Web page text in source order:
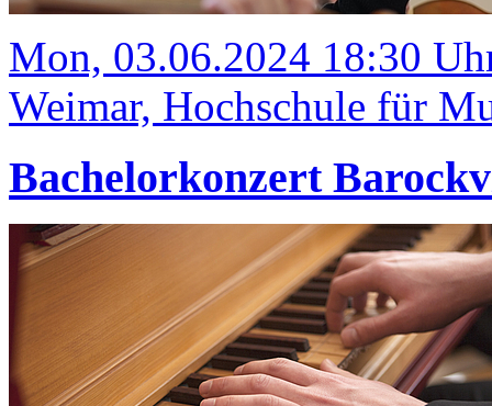
Mon, 03.06.2024 18:30
Weimar, Hochschule für
Bachelorkonzert